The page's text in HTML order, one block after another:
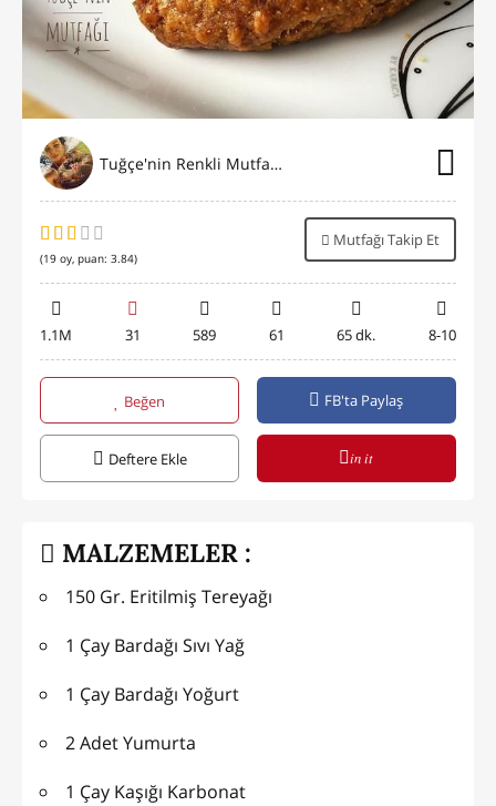
Tuğçe'nin Renkli Mutfağı⭐️
(19 oy, puan: 3.84)
Mutfağı Takip Et
1.1M 31 589 61 65 dk. 8-10
Beğen FB'ta Paylaş
Deftere Ekle in it
MALZEMELER :
150 Gr. Eritilmiş Tereyağı
1 Çay Bardağı Sıvı Yağ
1 Çay Bardağı Yoğurt
2 Adet Yumurta
1 Çay Kaşığı Karbonat